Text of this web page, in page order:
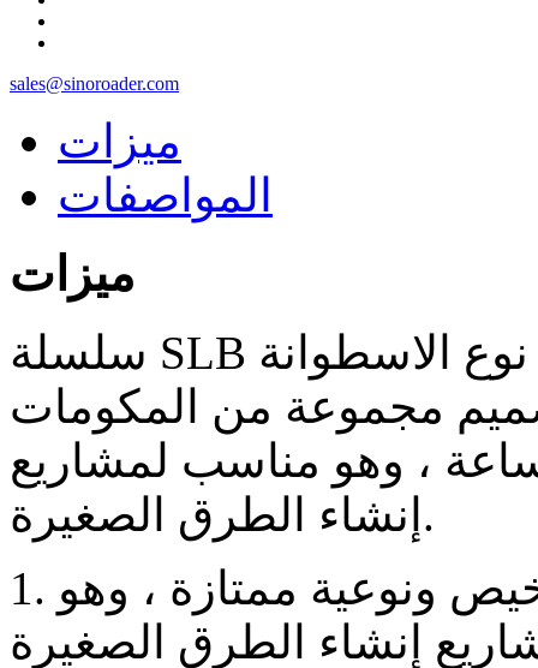
sales@sinoroader.com
ميزات
المواصفات
ميزات
سلسلة SLB هى محطة خلط الاسفلت من نوع الاسطوانة
مجموعة من المكومات
تبلغ 8 إلى 30 طن / ساعة ، وهو مناسب لمشاريع
إنشاء الطرق الصغيرة.
1. اثتسمار مبدأية قليل ، سعرها رخيص ونوعية ممتازة ، وهو